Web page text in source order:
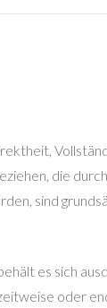
die
sind
es sich
oder